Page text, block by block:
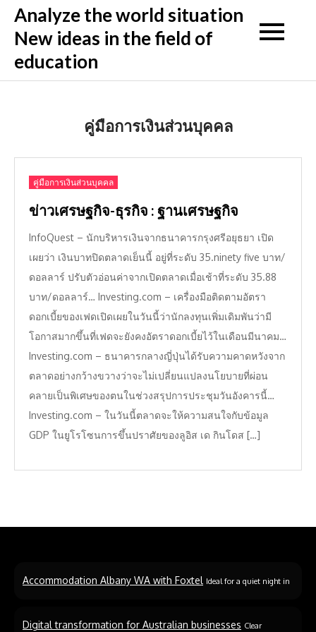
Skip
content
Analyze the world situation
New ideas in the field of
education
คู่มือการเงินส่วนบุคคล
คู่มือการเงินส่วนบุคคล
ข่าวเศรษฐกิจ-ธุรกิจ : ฐานเศรษฐกิจ
InfoQuest – นักบริหารเงินจากธนาคารกรุงศรีอยุธยา เปิด
เผยว่า เงินบาทปิดตลาดเย็นนี้ อยู่ที่ระดับ 35.ninety five บาท/
ดอลลาร์ ปรับตัวอ่อนค่าจากเปิดตลาดเมื่อเช้าที่ระดับ 35.88
บาท/ดอลลาร์… Investing.com – เครื่องมือติดตามอัตรา
ดอกเบี้ยของเฟดเปิดเผยในวันนี้ว่านักลงทุนเพิ่มเดิมพันว่ามี
โอกาสมากขึ้นที่เฟดจะยังคงอัตราดอกเบี้ยไว้ในเดือนมีนาคม…
Investing.com – ธนาคารกลางญี่ปุ่นได้รับความคาดหวังจาก
ตลาดอย่างกว้างขวางว่าจะไม่เปลี่ยนแปลงนโยบายที่ผ่อน
คลายเป็นพิเศษของตนในช่วงสรุปการประชุมวันอังคารนี้…
Investing.com – ในวันนี้ตลาดจะให้ความสนใจกับข้อมูล
GDP ในยูโรโซนการขึ้นปราศัยของลูอิส เด กินโดส […]
Accommodation Albany WA with Foxtel Ideal for a quiet night in
Digital transformation for Australian businesses Clear